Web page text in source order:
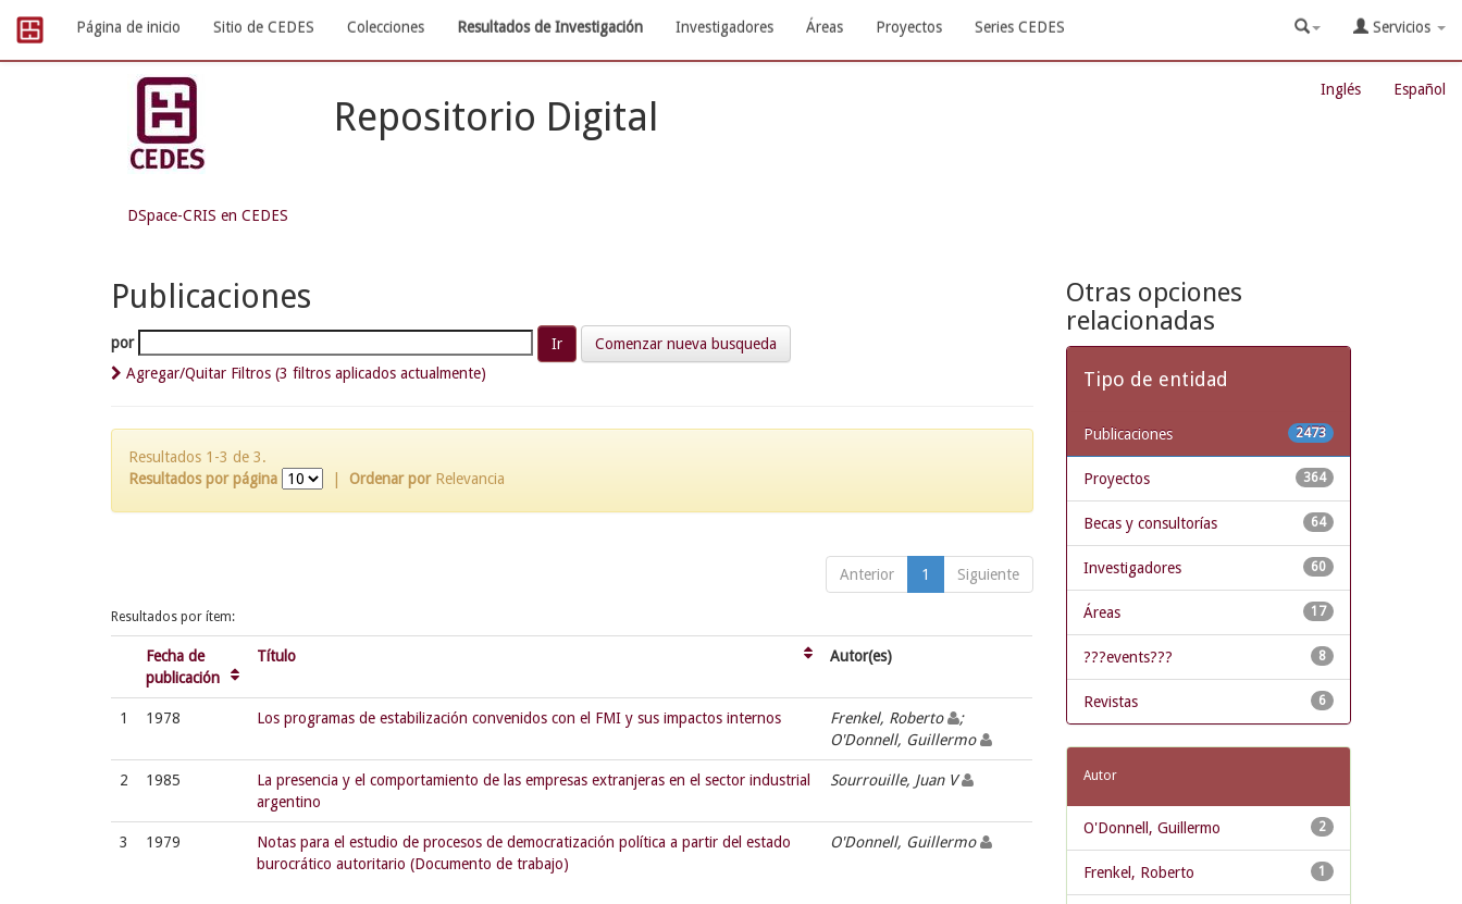
navigation
Página de inicio Sitio de CEDES Colecciones Resultados de Investigación Investigadores Áreas Proyectos Series CEDES Servicios
Inglés Español
Repositorio Digital
DSpace-CRIS en CEDES
Publicaciones
por
Comenzar nueva busqueda
Agregar/Quitar Filtros (3 filtros aplicados actualmente)
Resultados 1-3 de 3.
Resultados por página
Ordenar por Relevancia
Anterior 1 Siguiente
Resultados por ítem:
Fecha de
publicación
Título Autor(es)
1 1978 Los programas de estabilización convenidos con el FMI y sus impactos internos Frenkel, Roberto
;
O'Donnell, Guillermo
2 1985
La presencia y el comportamiento de las empresas extranjeras en el sector industrial
argentino
Sourrouille, Juan V
3 1979
Notas para el estudio de procesos de democratización política a partir del estado
burocrático autoritario (Documento de trabajo)
O'Donnell, Guillermo
Otras opciones
relacionadas
Tipo de entidad
2473
Publicaciones
364
Proyectos
64
Becas y consultorías
60
Investigadores
17
Áreas
8
???events???
6
Revistas
Autor
2
O'Donnell, Guillermo
1
Frenkel, Roberto